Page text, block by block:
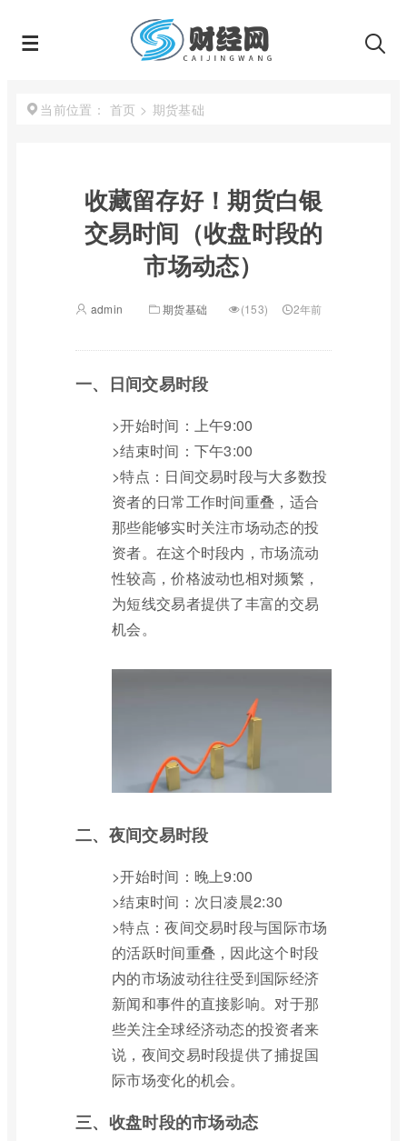
当前位置： 首页 > 期货基础
收藏留存好！期货白银
交易时间（收盘时段的
市场动态）
admin 期货基础 (153) 2年前
一、日间交易时段
>开始时间：上午9:00
>结束时间：下午3:00
>特点：日间交易时段与大多数投
资者的日常工作时间重叠，适合
那些能够实时关注市场动态的投
资者。在这个时段内，市场流动
性较高，价格波动也相对频繁，
为短线交易者提供了丰富的交易
机会。
二、夜间交易时段
>开始时间：晚上9:00
>结束时间：次日凌晨2:30
>特点：夜间交易时段与国际市场
的活跃时间重叠，因此这个时段
内的市场波动往往受到国际经济
新闻和事件的直接影响。对于那
些关注全球经济动态的投资者来
说，夜间交易时段提供了捕捉国
际市场变化的机会。
三、收盘时段的市场动态